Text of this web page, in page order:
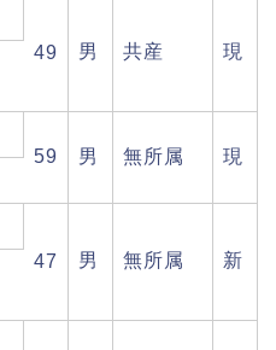
49
男 共産 現
59
男 無所属
現
47
男 無所属 新